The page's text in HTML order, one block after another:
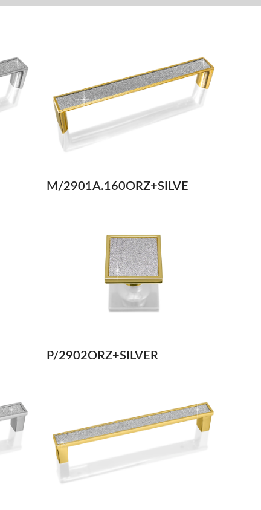
M/2901A.160ORZ+SILVE
P/2902ORZ+SILVER